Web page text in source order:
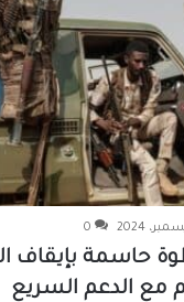
0
حاسمة بإيقاف
مع الدعم السريع